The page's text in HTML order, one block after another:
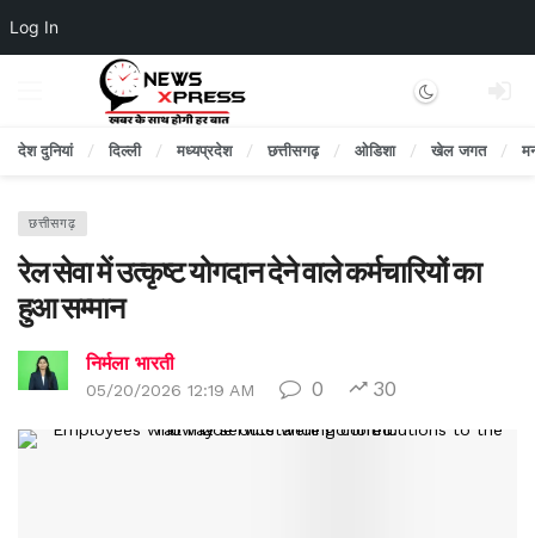
Log In
Dark mode
देश दुनियां दिल्ली मध्यप्रदेश छत्तीसगढ़ ओडिशा खेल जगत
छत्तीसगढ़
रेल सेवा में उत्कृष्ट योगदान देने वाले कर्मचारियों का
हुआ सम्मान
निर्मला भारती
05/20/2026 12:19 AM 0 30